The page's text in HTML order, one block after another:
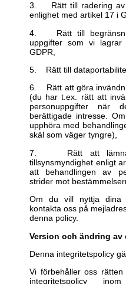
3. Rätt till radering av
enlighet med artikel 17 i
4. Rätt till
uppgifter som vi
GDPR,
5. Rätt till
6. Rätt att göra
(du har t.ex. rätt att
personuppgifter när
berättigade intresse.
upphöra med
skäl som väger tyngre),
7. Rätt att lämna
tillsynsmyndighet enligt
att behandlingen av
strider mot
Om du vill nyttja dina
kontakta oss på
denna policy.
Version och ändring
Denna integritetspolicy
Vi förbehåller oss
integritetspolicy